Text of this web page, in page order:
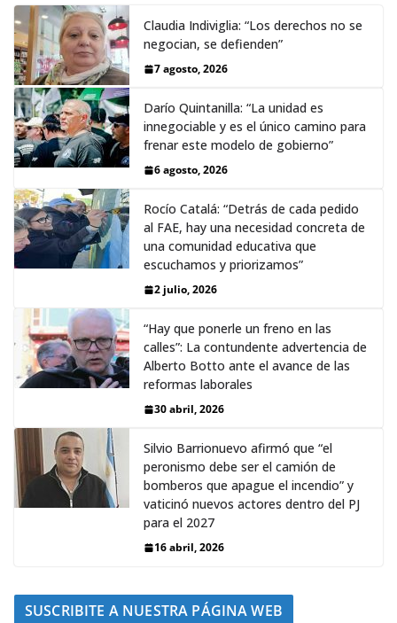
Claudia Indiviglia: “Los derechos no se
negocian, se defienden”
7 agosto, 2026
Darío Quintanilla: “La unidad es
innegociable y es el único camino para
frenar este modelo de gobierno”
6 agosto, 2026
Rocío Catalá: “Detrás de cada pedido
al FAE, hay una necesidad concreta de
una comunidad educativa que
escuchamos y priorizamos”
2 julio, 2026
“Hay que ponerle un freno en las
calles”: La contundente advertencia de
Alberto Botto ante el avance de las
reformas laborales
30 abril, 2026
Silvio Barrionuevo afirmó que “el
peronismo debe ser el camión de
bomberos que apague el incendio” y
vaticinó nuevos actores dentro del PJ
para el 2027
16 abril, 2026
SUSCRIBITE A NUESTRA PÁGINA WEB